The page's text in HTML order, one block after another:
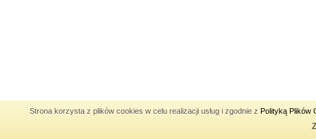
Strona korzysta z plików cookies w celu realizacji usług i zgodnie z Polityką Plików